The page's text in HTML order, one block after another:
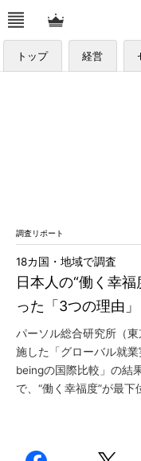
トップ 経営
調査リポート
日本人の“働く幸
った「3つの理由」
18カ国・地域で調査
パーソル総合研究所（
施した「グローバル就
beingの国際比較」の結
で、“働く幸福度”が最下